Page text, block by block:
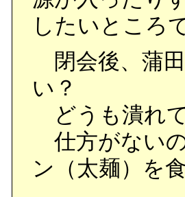
したいところ
閉会後、蒲
い？
どうも潰れ
仕方がない
ン（太麺）を